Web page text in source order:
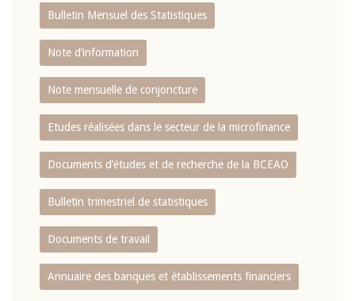
Bulletin Mensuel des Statistiques
Note d’information
Note mensuelle de conjoncture
Etudes réalisées dans le secteur de la microfinance
Documents d’études et de recherche de la BCEAO
Bulletin trimestriel de statistiques
Documents de travail
Annuaire des banques et établissements financiers